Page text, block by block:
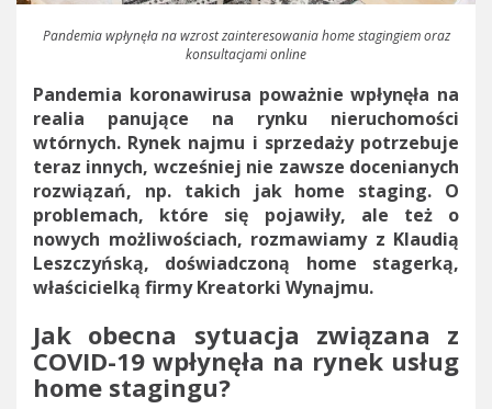
Pandemia wpłynęła na wzrost zainteresowania home stagingiem oraz
konsultacjami online
Pandemia koronawirusa poważnie wpłynęła na
realia panujące na rynku nieruchomości
wtórnych. Rynek najmu i sprzedaży potrzebuje
teraz innych, wcześniej nie zawsze docenianych
rozwiązań, np. takich jak home staging. O
problemach, które się pojawiły, ale też o
nowych możliwościach, rozmawiamy z Klaudią
Leszczyńską, doświadczoną home stagerką,
właścicielką firmy Kreatorki Wynajmu.
Jak obecna sytuacja związana z
COVID-19 wpłynęła na rynek usług
home stagingu?